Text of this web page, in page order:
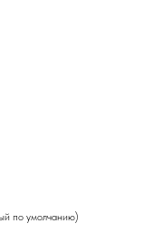
по умолчанию)